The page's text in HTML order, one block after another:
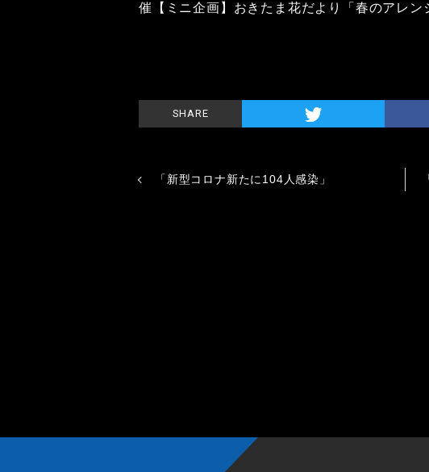
催【ミニ企画】おきたま花だより「春のアレン
SHARE
「新型コロナ新たに104人感染」